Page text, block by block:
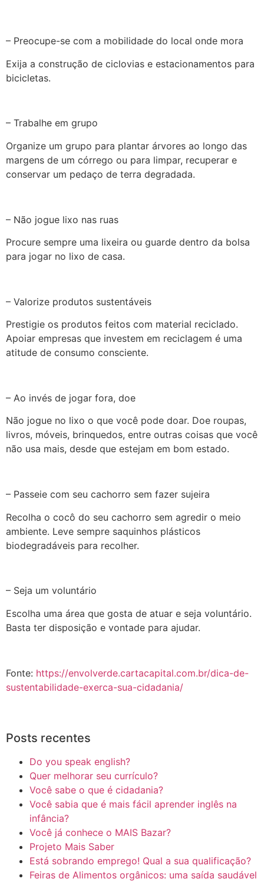
– Preocupe-se com a mobilidade do local onde mora
Exija a construção de ciclovias e estacionamentos para
bicicletas.
– Trabalhe em grupo
Organize um grupo para plantar árvores ao longo das
margens de um córrego ou para limpar, recuperar e
conservar um pedaço de terra degradada.
– Não jogue lixo nas ruas
Procure sempre uma lixeira ou guarde dentro da bolsa
para jogar no lixo de casa.
– Valorize produtos sustentáveis
Prestigie os produtos feitos com material reciclado.
Apoiar empresas que investem em reciclagem é uma
atitude de consumo consciente.
– Ao invés de jogar fora, doe
Não jogue no lixo o que você pode doar. Doe roupas,
livros, móveis, brinquedos, entre outras coisas que você
não usa mais, desde que estejam em bom estado.
– Passeie com seu cachorro sem fazer sujeira
Recolha o cocô do seu cachorro sem agredir o meio
ambiente. Leve sempre saquinhos plásticos
biodegradáveis para recolher.
– Seja um voluntário
Escolha uma área que gosta de atuar e seja voluntário.
Basta ter disposição e vontade para ajudar.
Fonte: https://envolverde.cartacapital.com.br/dica-de-
sustentabilidade-exerca-sua-cidadania/
Posts recentes
Do you speak english?
Quer melhorar seu currículo?
Você sabe o que é cidadania?
Você sabia que é mais fácil aprender inglês na
infância?
Você já conhece o MAIS Bazar?
Projeto Mais Saber
Está sobrando emprego! Qual a sua qualificação?
Feiras de Alimentos orgânicos: uma saída saudável